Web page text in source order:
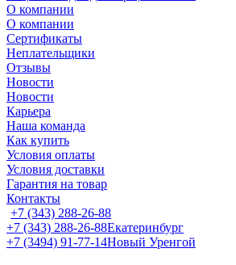
О компании
О компании
Сертификаты
Неплательщики
Отзывы
Новости
Новости
Карьера
Наша команда
Как купить
Условия оплаты
Условия доставки
Гарантия на товар
Контакты
+7 (343) 288-26-88
+7 (343) 288-26-88Екатеринбург
+7 (3494) 91-77-14Новый Уренгой